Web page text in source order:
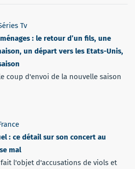
Tv
: le retour d’un fils, une
un départ vers les Etats-Unis,
coup d'envoi de la nouvelle saison
: ce détail sur son concert au
mal
l'objet d'accusations de viols et